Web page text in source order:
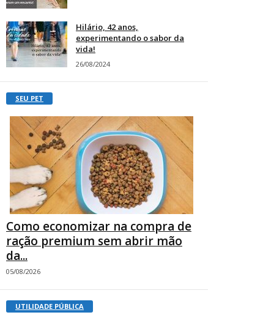
Hilário, 42 anos,
experimentando o sabor da
vida!
26/08/2024
SEU PET
Como economizar na compra de
ração premium sem abrir mão
da...
05/08/2026
UTILIDADE PÚBLICA